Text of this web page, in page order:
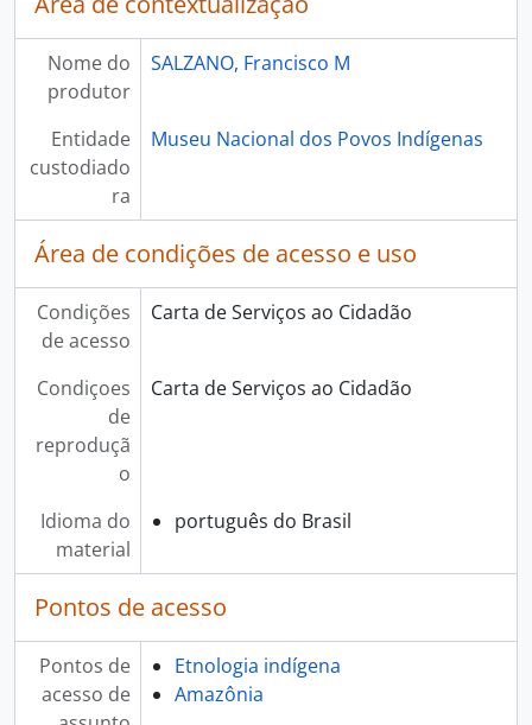
Nome do
produtor
SALZANO, Francisco M
Entidade
custodiado
ra
Museu Nacional dos Povos Indígenas
Área de condições de acesso e uso
Condições
de acesso
Carta de Serviços ao Cidadão
Condiçoes
de
reproduçã
o
Carta de Serviços ao Cidadão
Idioma do
material
português do Brasil
Pontos de acesso
Pontos de
acesso de
Etnologia indígena
Amazônia